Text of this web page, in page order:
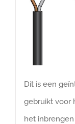
Dit is een
gebruikt voor
het